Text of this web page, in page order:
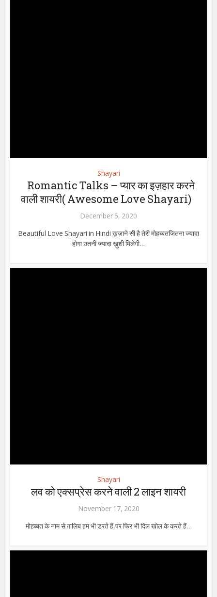
Shayari
Romantic Talks – प्यार का इज़हार करने
वाली शायरी( Awesome Love Shayari)
December 5, 2020
Beautiful Love Shayari in Hindi ख़ज़ाने सी है तेरी मोहब्बतजितना ज्यादा
होगा उतनी ज्यादा ख़ुशी मिलेगी…
Shayari
लव को एक्सप्रेस करने वाली 2 लाइन शायरी
November 17, 2020
मोहब्बत के नाम से ग़ालिब हम भी डरते हैं,पर फिर भी दिल खोल के करते हैं…